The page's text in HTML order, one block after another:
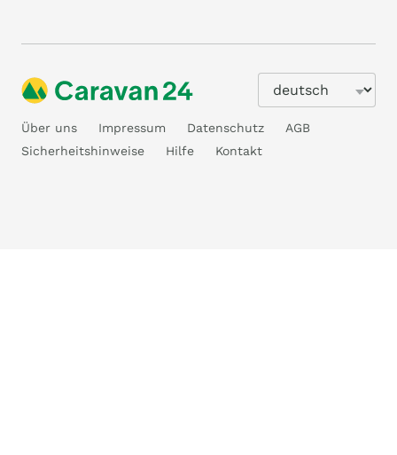
Über uns Impressum Datenschutz
AGB
Sicherheitshinweise
Hilfe Kontakt